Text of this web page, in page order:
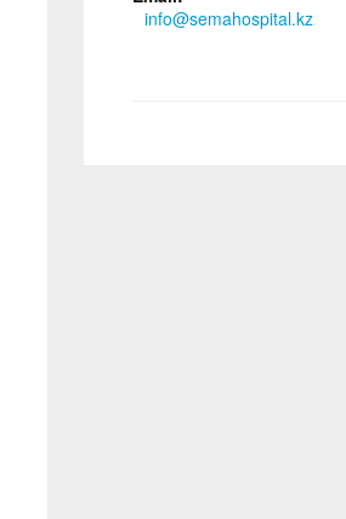
info@semahospital.kz